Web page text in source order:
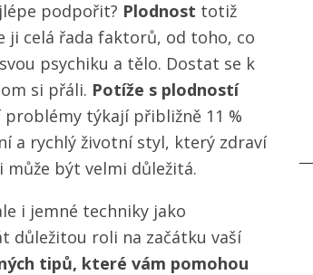
podpořit? Plodnost totiž
ji celá řada faktorů, od toho, co
psychiku a tělo. Dostat se k
si přáli. Potíže s plodností
problémy týkají přibližně 11 %
a rychlý životní styl, který zdraví
být velmi důležitá.
i jemné techniky jako
důležitou roli na začátku vaší
tipů, které vám pomohou